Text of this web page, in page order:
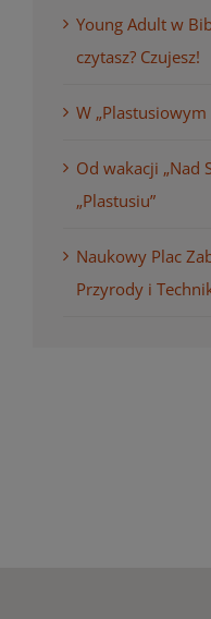
Young Adult w
czytasz? Czujesz!
W
Od wakacji „Nad
„Plastusiu”
Naukowy Plac
Przyrody i